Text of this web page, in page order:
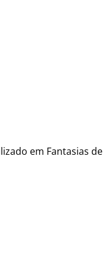
em Fantasias de